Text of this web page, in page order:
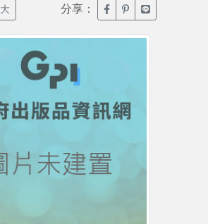
大 分享： 臉書分享(另開新視窗)
噗浪分享(另開新
Line分享(另